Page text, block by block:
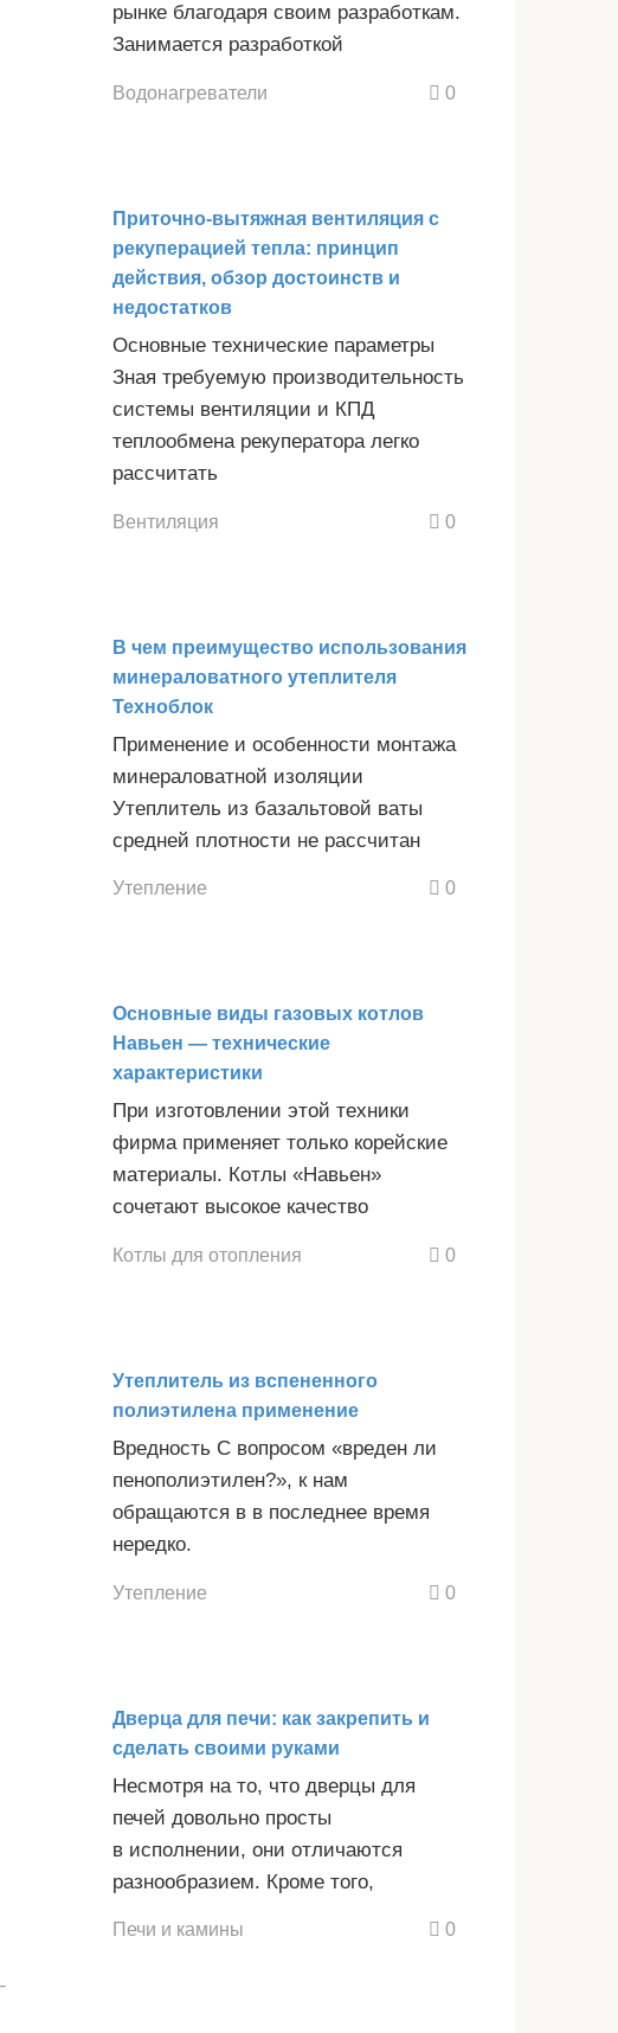
рынке благодаря своим разработкам.
Занимается разработкой
Водонагреватели 0
Приточно-вытяжная вентиляция с
рекуперацией тепла: принцип
действия, обзор достоинств и
недостатков
Основные технические параметры
Зная требуемую производительность
системы вентиляции и КПД
теплообмена рекуператора легко
рассчитать
Вентиляция 0
В чем преимущество использования
минераловатного утеплителя
Техноблок
Применение и особенности монтажа
минераловатной изоляции
Утеплитель из базальтовой ваты
средней плотности не рассчитан
Утепление 0
Основные виды газовых котлов
Навьен — технические
характеристики
При изготовлении этой техники
фирма применяет только корейские
материалы. Котлы «Навьен»
сочетают высокое качество
Котлы для отопления 0
Утеплитель из вспененного
полиэтилена применение
Вредность С вопросом «вреден ли
пенополиэтилен?», к нам
обращаются в в последнее время
нередко.
Утепление 0
Дверца для печи: как закрепить и
сделать своими руками
Несмотря на то, что дверцы для
печей довольно просты
в исполнении, они отличаются
разнообразием. Кроме того,
Печи и камины 0